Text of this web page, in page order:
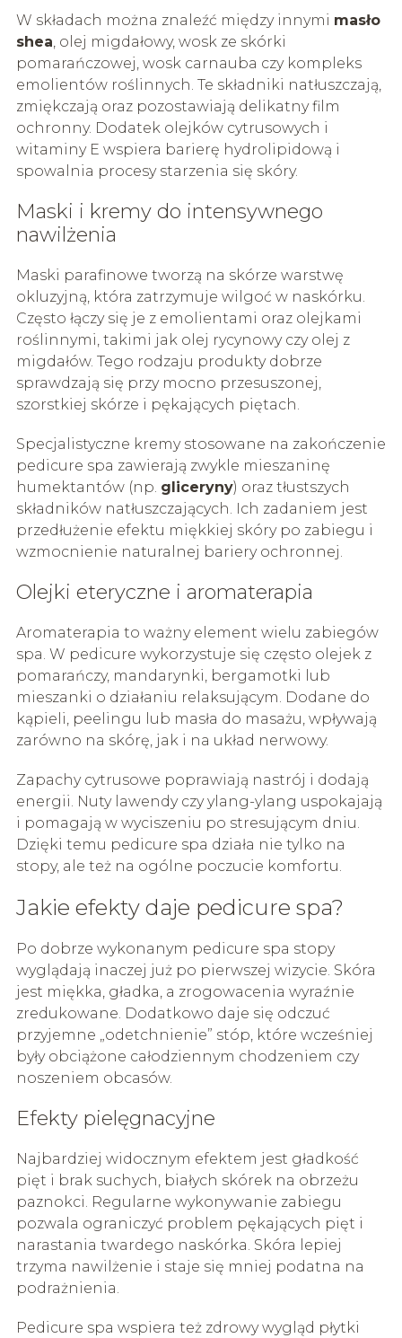
W składach można znaleźć między innymi masło
shea, olej migdałowy, wosk ze skórki
pomarańczowej, wosk carnauba czy kompleks
emolientów roślinnych. Te składniki natłuszczają,
zmiękczają oraz pozostawiają delikatny film
ochronny. Dodatek olejków cytrusowych i
witaminy E wspiera barierę hydrolipidową i
spowalnia procesy starzenia się skóry.
Maski i kremy do intensywnego
nawilżenia
Maski parafinowe tworzą na skórze warstwę
okluzyjną, która zatrzymuje wilgoć w naskórku.
Często łączy się je z emolientami oraz olejkami
roślinnymi, takimi jak olej rycynowy czy olej z
migdałów. Tego rodzaju produkty dobrze
sprawdzają się przy mocno przesuszonej,
szorstkiej skórze i pękających piętach.
Specjalistyczne kremy stosowane na zakończenie
pedicure spa zawierają zwykle mieszaninę
humektantów (np. gliceryny) oraz tłustszych
składników natłuszczających. Ich zadaniem jest
przedłużenie efektu miękkiej skóry po zabiegu i
wzmocnienie naturalnej bariery ochronnej.
Olejki eteryczne i aromaterapia
Aromaterapia to ważny element wielu zabiegów
spa. W pedicure wykorzystuje się często olejek z
pomarańczy, mandarynki, bergamotki lub
mieszanki o działaniu relaksującym. Dodane do
kąpieli, peelingu lub masła do masażu, wpływają
zarówno na skórę, jak i na układ nerwowy.
Zapachy cytrusowe poprawiają nastrój i dodają
energii. Nuty lawendy czy ylang-ylang uspokajają
i pomagają w wyciszeniu po stresującym dniu.
Dzięki temu pedicure spa działa nie tylko na
stopy, ale też na ogólne poczucie komfortu.
Jakie efekty daje pedicure spa?
Po dobrze wykonanym pedicure spa stopy
wyglądają inaczej już po pierwszej wizycie. Skóra
jest miękka, gładka, a zrogowacenia wyraźnie
zredukowane. Dodatkowo daje się odczuć
przyjemne „odetchnienie” stóp, które wcześniej
były obciążone całodziennym chodzeniem czy
noszeniem obcasów.
Efekty pielęgnacyjne
Najbardziej widocznym efektem jest gładkość
pięt i brak suchych, białych skórek na obrzeżu
paznokci. Regularne wykonywanie zabiegu
pozwala ograniczyć problem pękających pięt i
narastania twardego naskórka. Skóra lepiej
trzyma nawilżenie i staje się mniej podatna na
podrażnienia.
Pedicure spa wspiera też zdrowy wygląd płytki